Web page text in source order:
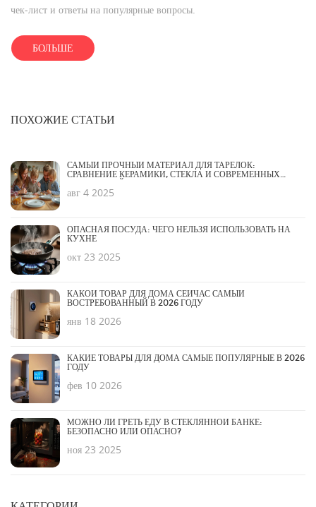
чек‑лист и ответы на популярные вопросы.
БОЛЬШЕ
ПОХОЖИЕ СТАТЬИ
САМЫЙ ПРОЧНЫЙ МАТЕРИАЛ ДЛЯ ТАРЕЛОК:
СРАВНЕНИЕ КЕРАМИКИ, СТЕКЛА И СОВРЕМЕННЫХ
авг 4 2025
ОПАСНАЯ ПОСУДА: ЧЕГО НЕЛЬЗЯ ИСПОЛЬЗОВАТЬ НА
КУХНЕ
окт 23 2025
КАКОЙ ТОВАР ДЛЯ ДОМА СЕЙЧАС САМЫЙ
ВОСТРЕБОВАННЫЙ В 2026 ГОДУ
янв 18 2026
КАКИЕ ТОВАРЫ ДЛЯ ДОМА САМЫЕ ПОПУЛЯРНЫЕ В 2026
ГОДУ
фев 10 2026
МОЖНО ЛИ ГРЕТЬ ЕДУ В СТЕКЛЯННОЙ БАНКЕ:
БЕЗОПАСНО ИЛИ ОПАСНО?
ноя 23 2025